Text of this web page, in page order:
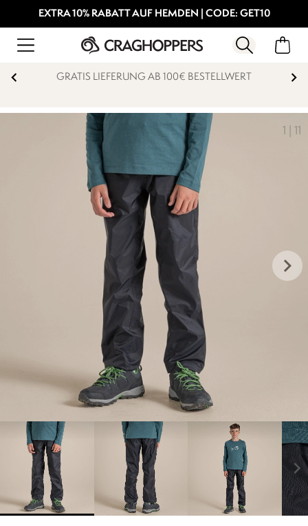
EXTRA 10% RABATT AUF HEMDEN | CODE: GET10
GRATIS LIEFERUNG AB 100€ BESTELLWERT
1 11
keyboard_arrow_right
chevron_right